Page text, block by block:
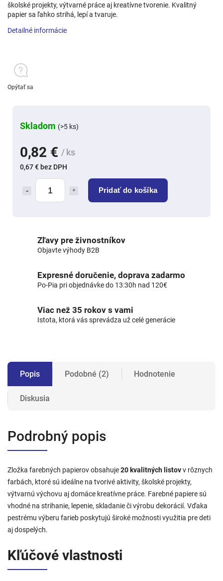
0,82 € / ks
0,67 € bez DPH
Pridať do košíka
Skladom (>5 ks)
školské projekty, výtvarné práce aj kreatívne tvorenie. Kvalitný
papier sa ľahko strihá, lepí a tvaruje.
Detailné informácie
Opýtať sa
Zľavy pre živnostníkov
Objavte výhody B2B
Expresné doručenie, doprava zadarmo
Po-Pia pri objednávke do 13:30h nad 120€
Viac než 35 rokov s vami
Istota, ktorá vás sprevádza už celé generácie
Popis Podobné (2) Hodnotenie
Diskusia
Podrobný popis
Zložka farebných papierov obsahuje20 kvalitných listovv rôznych
farbách, ktoré sú ideálne na tvorivé aktivity, školské projekty,
výtvarnú výchovu aj domáce kreatívne práce. Farebné papiere sú
vhodné na strihanie, lepenie, skladanie či výrobu dekorácií. Vďaka
pestrému výberu farieb poskytujú široké možnosti využitia pre deti
aj dospelých.
Kľúčové vlastnosti